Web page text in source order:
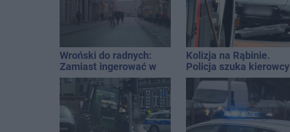
Wroński do radnych:
Zamiast ingerować w
prywatną własność
zajmijcie się
gospodarką
Kolizja na Rąbinie.
Policja szuka kierowcy
Golfa